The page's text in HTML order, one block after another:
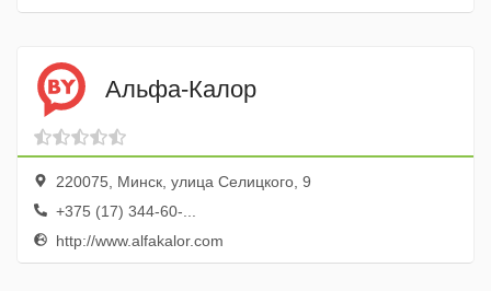
Альфа-Калор
220075, Минск, улица Селицкого, 9
+375 (17) 344-60-...
http://www.alfakalor.com